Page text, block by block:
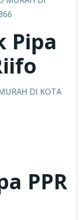
Pipa
DI KOTA
PPR